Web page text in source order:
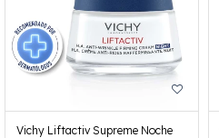
Vichy Liftactiv Supreme Noche